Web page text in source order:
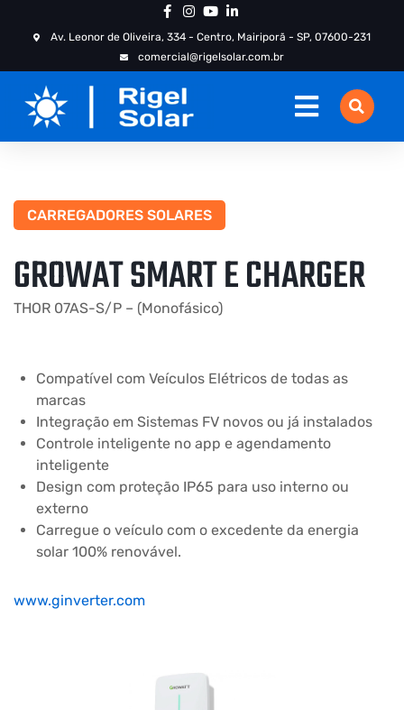
Av. Leonor de Oliveira, 334 - Centro, Mairiporã - SP, 07600-231
comercial@rigelsolar.com.br
CARREGADORES SOLARES
GROWAT SMART E CHARGER
THOR 07AS-S/P – (Monofásico)
Compatível com Veículos Elétricos de todas as
marcas
Integração em Sistemas FV novos ou já instalados
Controle inteligente no app e agendamento
inteligente
Design com proteção IP65 para uso interno ou
externo
Carregue o veículo com o excedente da energia
solar 100% renovável.
www.ginverter.com